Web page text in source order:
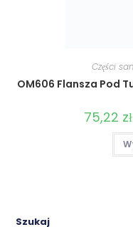
Części
OM606 Flansza Pod
75,22 zł
Szukaj